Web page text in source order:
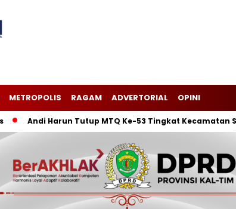
METROPOLIS RAGAM ADVERTORIAL OPINI
Andi Harun Tutup MTQ Ke-53 Tingkat Kecamatan